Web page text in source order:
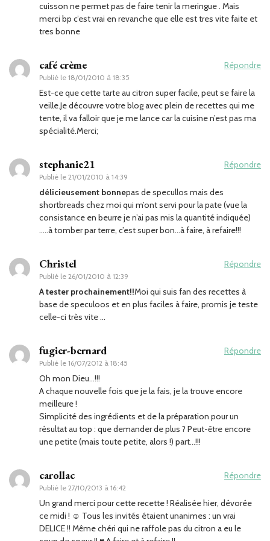
cuisson ne permet pas de faire tenir la meringue . Mais
merci bp c’est vrai en revanche que elle est tres vite faite et
tres bonne
café crème
Publié le 18/01/2010 à 18:35
Répondre
Est-ce que cette tarte au citron super facile, peut se faire la
veille.Je découvre votre blog avec plein de recettes qui me
tente, il va falloir que je me lance car la cuisine n’est pas ma
spécialité.Merci;
stephanie21
Publié le 21/01/2010 à 14:39
Répondre
délicieusement bonnepas de specullos mais des
shortbreads chez moi qui m’ont servi pour la pate (vue la
consistance en beurre je n’ai pas mis la quantité indiquée)
…..à tomber par terre, c’est super bon…à faire, à refaire!!!
Christel
Publié le 26/01/2010 à 12:39
Répondre
A tester prochainement!!Moi qui suis fan des recettes à
base de speculoos et en plus faciles à faire, promis je teste
celle-ci très vite …
fugier-bernard
Publié le 16/07/2012 à 18:45
Répondre
Oh mon Dieu…!!!
A chaque nouvelle fois que je la fais, je la trouve encore
meilleure !
Simplicité des ingrédients et de la préparation pour un
résultat au top : que demander de plus ? Peut-être encore
une petite (mais toute petite, alors !) part…!!!
carollac
Publié le 27/10/2013 à 16:42
Répondre
Un grand merci pour cette recette ! Réalisée hier, dévorée
ce midi ! ☺ Tous les invités étaient unanimes : un vrai
DELICE !! Même chéri qui ne raffole pas du citron a eu le